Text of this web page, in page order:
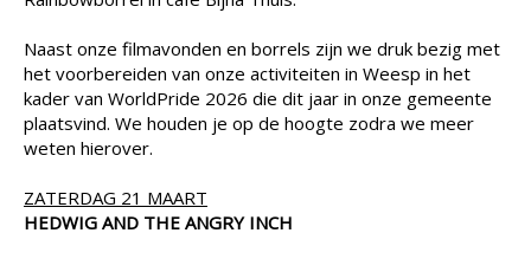
Naast onze filmavonden en borrels zijn we druk bezig met
het voorbereiden van onze activiteiten in Weesp in het
kader van WorldPride 2026 die dit jaar in onze gemeente
plaatsvind. We houden je op de hoogte zodra we meer
weten hierover.
ZATERDAG 21 MAART
HEDWIG AND THE ANGRY INCH